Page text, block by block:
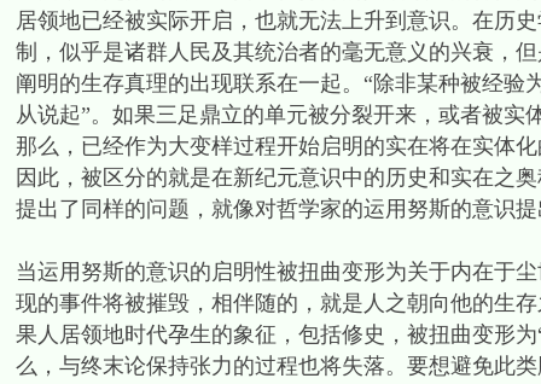
居领地已经被实际开启，也就无法上升到意识。在历
制，似乎是诸群人民及其统治者的毫无意义的兴衰，
阐明的生存真理的出现联系在一起。“除非某种被经
从说起”。如果三足鼎立的单元被分裂开来，或者被
那么，已经作为大变样过程开始启明的实在将在实体
因此，被区分的就是在新纪元意识中的历史和实在之
提出了同样的问题，就像对哲学家的运用努斯的意识
当运用努斯的意识的启明性被扭曲变形为关于内在于
现的事件将被摧毁，相伴随的，就是人之朝向他的生
果人居领地时代孕生的象征，包括修史，被扭曲变形
么，与终末论保持张力的过程也将失落。要想避免此